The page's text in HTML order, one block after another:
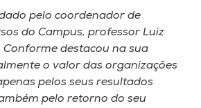
pelo coordenador de
do Campus, professor Luiz
Conforme destacou na sua
o valor das organizações
pelos seus resultados
pelo retorno do seu